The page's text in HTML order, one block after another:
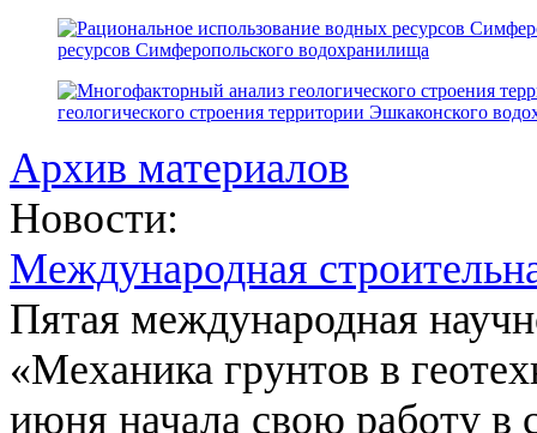
ресурсов Симферопольского водохранилища
геологического строения территории Эшкаконского
Архив материалов
Новости:
Международная
Пятая международная
«Механика грунтов в
июня начала свою работу в